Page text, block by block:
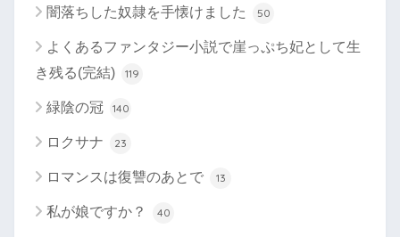
闇落ちした奴隷を手懐けました 50
よくあるファンタジー小説で崖っぷち妃として生
き残る(完結)
119
緑陰の冠 140
ロクサナ 23
ロマンスは復讐のあとで 13
私が娘ですか？ 40